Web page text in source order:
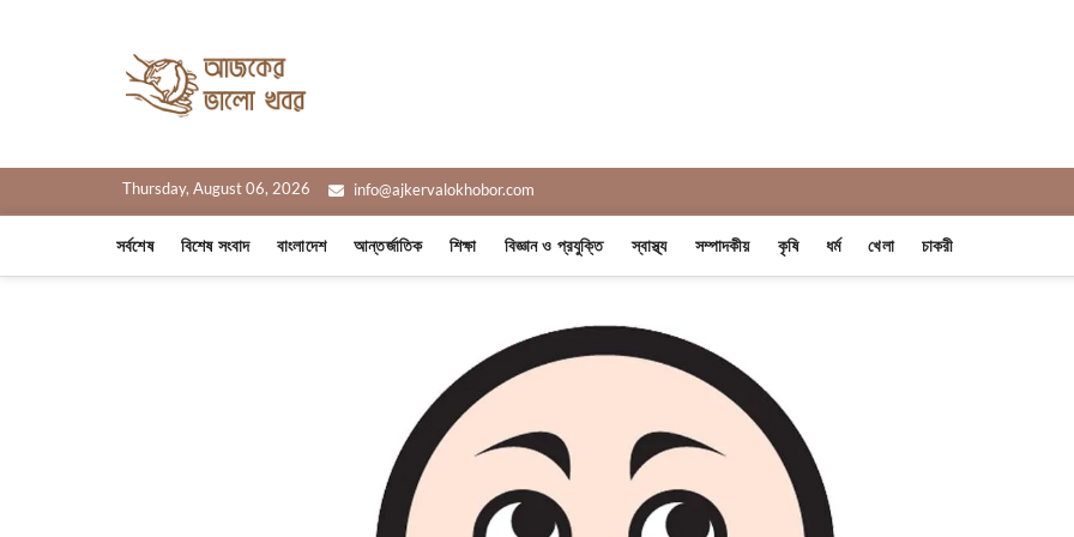
Thursday, August 06, 2026 info@ajkervalokhobor.com
সর্বশেষ বিশেষ সংবাদ বাংলাদেশ আন্তর্জাতিক শিক্ষা বিজ্ঞান ও প্রযুক্তি স্বাস্থ্য সম্পাদকীয় কৃষি ধর্ম খেলা চাকরী